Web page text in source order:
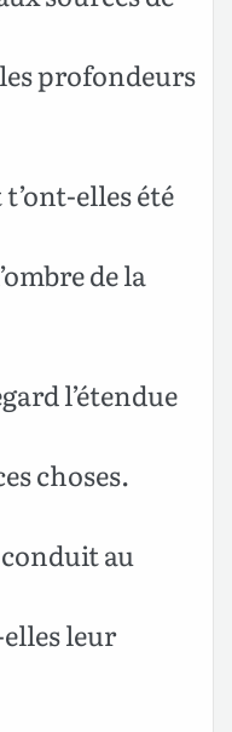
profondeurs
elles été
de la
l’étendue
choses.
au
leur